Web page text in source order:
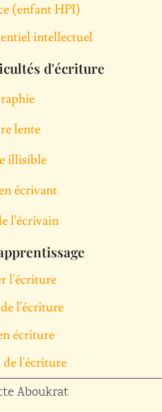
(enfant HPI)
intellectuel
d'écriture
lente
illisible
écrivant
l'écrivain
l'écriture
l'écriture
écriture
l'écriture
Aboukrat